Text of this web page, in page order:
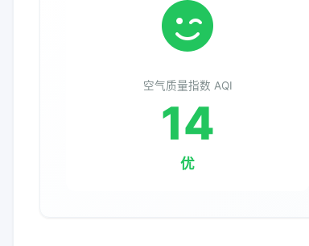
空气质量指数 AQI
14
优